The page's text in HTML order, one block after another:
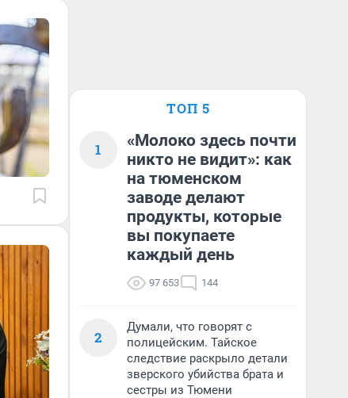
ТОП 5
1
«Молоко здесь почти
никто не видит»: как
на тюменском
заводе делают
продукты, которые
вы покупаете
каждый день
97 653 144
2
Думали, что говорят с
полицейским. Тайское
следствие раскрыло детали
зверского убийства брата и
сестры из Тюмени